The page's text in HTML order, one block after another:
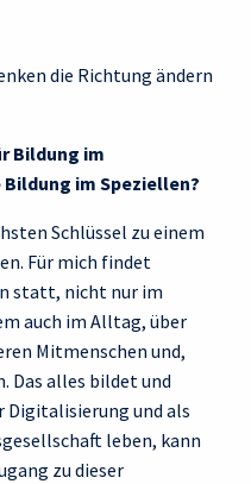
die Richtung ändern
Bildung im
im Speziellen?
Schlüssel zu einem
Für mich findet
statt, nicht nur im
auch im Alltag, über
Mitmenschen und,
Das alles bildet und
Digitalisierung und als
leben, kann
zu dieser